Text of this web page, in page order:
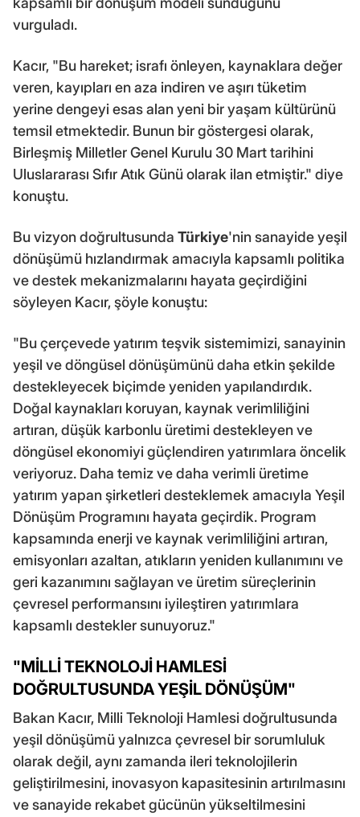
vurguladı.
Kacır, "Bu hareket; israfı önleyen, kaynaklara değer
veren, kayıpları en aza indiren ve aşırı tüketim
yerine dengeyi esas alan yeni bir yaşam kültürünü
temsil etmektedir. Bunun bir göstergesi olarak,
Birleşmiş Milletler Genel Kurulu 30 Mart tarihini
Uluslararası Sıfır Atık Günü olarak ilan etmiştir." diye
konuştu.
Bu vizyon doğrultusunda Türkiye'nin sanayide yeşil
dönüşümü hızlandırmak amacıyla kapsamlı politika
ve destek mekanizmalarını hayata geçirdiğini
söyleyen Kacır, şöyle konuştu:
"Bu çerçevede yatırım teşvik sistemimizi, sanayinin
yeşil ve döngüsel dönüşümünü daha etkin şekilde
destekleyecek biçimde yeniden yapılandırdık.
Doğal kaynakları koruyan, kaynak verimliliğini
artıran, düşük karbonlu üretimi destekleyen ve
döngüsel ekonomiyi güçlendiren yatırımlara öncelik
veriyoruz. Daha temiz ve daha verimli üretime
yatırım yapan şirketleri desteklemek amacıyla Yeşil
Dönüşüm Programını hayata geçirdik. Program
kapsamında enerji ve kaynak verimliliğini artıran,
emisyonları azaltan, atıkların yeniden kullanımını ve
geri kazanımını sağlayan ve üretim süreçlerinin
çevresel performansını iyileştiren yatırımlara
kapsamlı destekler sunuyoruz."
"MİLLİ TEKNOLOJİ HAMLESİ
DOĞRULTUSUNDA YEŞİL DÖNÜŞÜM"
Bakan Kacır, Milli Teknoloji Hamlesi doğrultusunda
yeşil dönüşümü yalnızca çevresel bir sorumluluk
olarak değil, aynı zamanda ileri teknolojilerin
geliştirilmesini, inovasyon kapasitesinin artırılmasını
ve sanayide rekabet gücünün yükseltilmesini